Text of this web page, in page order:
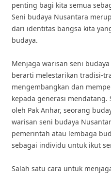
penting bagi kita semua
Seni budaya Nusantara
dari identitas bangsa kita
budaya.
Menjaga warisan seni
berarti melestarikan tradisi-
mengembangkan dan
kepada generasi mendatang.
oleh Pak Anhar, seorang
warisan seni budaya
pemerintah atau lembaga
sebagai individu untuk ikut
Salah satu cara untuk